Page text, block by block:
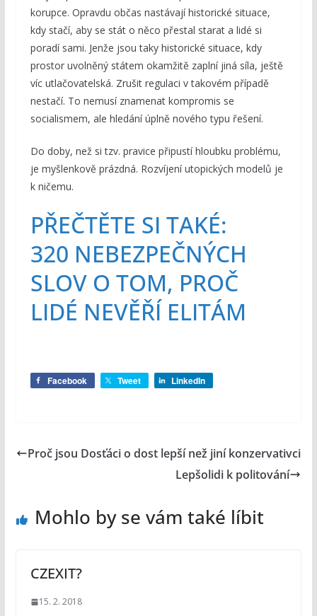
korupce. Opravdu občas nastávají historické situace,
kdy stačí, aby se stát o něco přestal starat a lidé si
poradí sami. Jenže jsou taky historické situace, kdy
prostor uvolněný státem okamžitě zaplní jiná síla, ještě
víc utlačovatelská. Zrušit regulaci v takovém případě
nestačí. To nemusí znamenat kompromis se
socialismem, ale hledání úplně nového typu řešení.
Do doby, než si tzv. pravice připustí hloubku problému,
je myšlenkově prázdná. Rozvíjení utopických modelů je
k ničemu.
PŘEČTĚTE SI TAKÉ:
320 NEBEZPEČNÝCH
SLOV O TOM, PROČ
LIDÉ NEVĚŘÍ ELITÁM
Facebook Tweet LinkedIn
Proč jsou Dosťáci o dost lepší než jiní konzervativci
Lepšolidi k politování
Mohlo by se vám také líbit
CZEXIT?
15. 2. 2018